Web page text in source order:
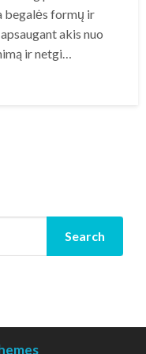
begalės formų ir
akis nuo
ir netgi…
Search